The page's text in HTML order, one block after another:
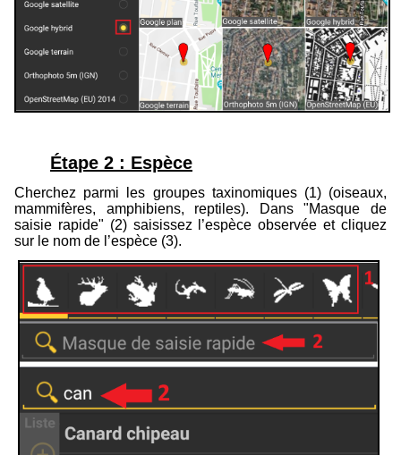
Étape 2 : Espèce
Cherchez parmi les groupes taxinomiques (1) (oiseaux,
mammifères, amphibiens, reptiles). Dans "Masque de
saisie rapide" (2) saisissez l’espèce observée et cliquez
sur le nom de l’espèce (3).